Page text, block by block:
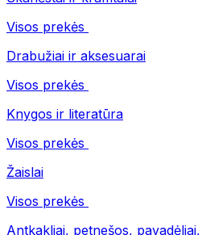
Visos prekės
Drabužiai ir aksesuarai
Visos prekės
Knygos ir literatūra
Visos prekės
Žaislai
Visos prekės
Antkakliai, petnešos,